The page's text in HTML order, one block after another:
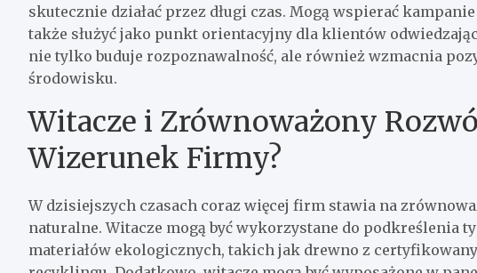
skutecznie działać przez długi czas. Mogą wspierać
także służyć jako punkt orientacyjny dla klientów
nie tylko buduje rozpoznawalność, ale również wzmacnia
środowisku.
Witacze i Zrównoważony
Wizerunek Firmy?
W dzisiejszych czasach coraz więcej firm stawia na
naturalne. Witacze mogą być wykorzystane do podkreślenia
materiałów ekologicznych, takich jak drewno z